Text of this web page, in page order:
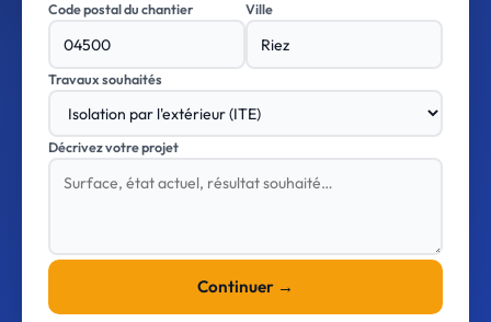
Code postal du chantier Ville
Travaux souhaités
Décrivez votre projet
Continuer →